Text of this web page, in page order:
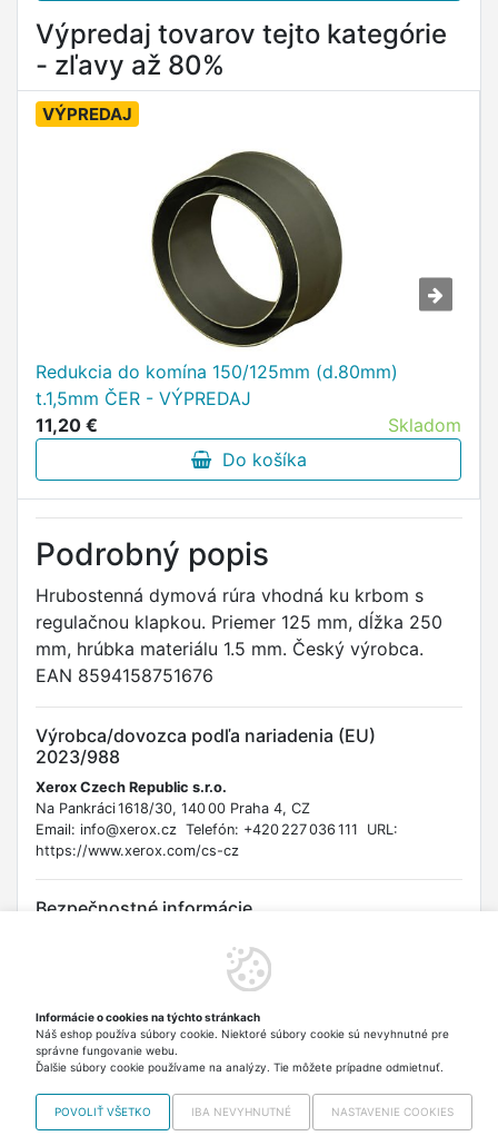
Výpredaj tovarov tejto kategórie
- zľavy až 80%
VÝPREDAJ
Redukcia do komína 150/125mm (d.80mm)
t.1,5mm ČER - VÝPREDAJ
11,20 €
Skladom
Do košíka
Podrobný popis
Hrubostenná dymová rúra vhodná ku krbom s
regulačnou klapkou. Priemer 125 mm, dĺžka 250
mm, hrúbka materiálu 1.5 mm. Český výrobca.
EAN 8594158751676
Výrobca/dovozca podľa nariadenia (EU)
2023/988
Xerox Czech Republic s.r.o.
Na Pankráci 1618/30, 140 00 Praha 4, CZ
Email: info@xerox.cz Telefón: +420 227 036 111 URL:
https://www.xerox.com/cs-cz
Bezpečnostné informácie
Hrozí vážne popálenie a riziko požiaru pri nesprávnej inštalácii.
Inštaláciu musí vykonať kvalifikovaná osoba podľa platných
hranami. Uchovávajte mimo dosahu detí. Výrobok spĺňa
požiadavky nariadenia GPSR a súvisiacich technických noriem
pre stavebné výrobky.
Copyright © 2012-2026 VISO TRADE s.r.o.,
Informácie o cookies na týchto stránkach
Náš eshop používa súbory cookie. Niektoré súbory cookie sú nevyhnutné pre
správne fungovanie webu.
Ďalšie súbory cookie používame na analýzy. Tie môžete prípadne odmietnuť.
POVOLIŤ VŠETKO IBA NEVYHNUTNÉ NASTAVENIE COOKIES